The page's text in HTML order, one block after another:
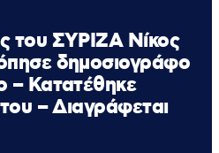
του ΣΥΡΙΖΑ Νίκος
δημοσιογράφο
– Κατατέθηκε
– Διαγράφεται